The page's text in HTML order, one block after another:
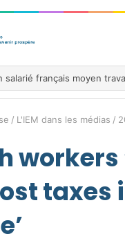
/ L'IEM dans les médias /
workers
taxes